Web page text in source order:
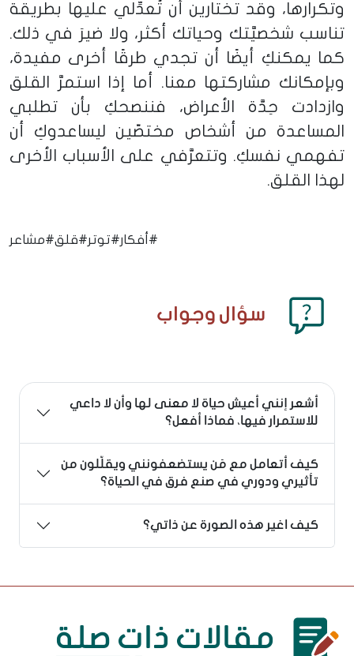
وتكرارها، وقد تختارين أن تُعدِّلي عليها بطريقة
تناسب شخصيَّتك وحياتك أكثر، ولا ضيرَ في ذلك.
كما يمكنكِ أيضًا أن تجدي طرقًا أخرى مفيدة،
وبإمكانك مشاركتها معنا. أما إذا استمرَّ القلق
وازدادت حِدَّة الأعراض، فننصحكِ بأن تطلبي
المساعدة من أشخاص مختصّين ليساعدوكِ أن
تفهمي نفسكِ. وتتعرَّفي على الأسباب الأخرى
لهذا القلق.
#أفكار#توتر#قلق#مشاعر
سؤال وجواب
أشعر إنني أعيش حياة لا معنى لها وأن لا داعي
للاستمرار فيها، فماذا أفعل؟
كيف أتعامل مع مَن يستضعفونني ويقلّلون من
تأثيري ودوري في صنع فرق في الحياة؟
كيف اغير هذه الصورة عن ذاتي؟
مقالات ذات صلة